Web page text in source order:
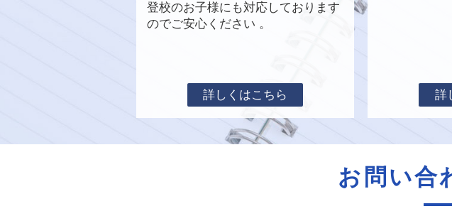
登校のお子様にも対応しております
のでご安心ください 。
詳しくはこちら 詳
お問い合